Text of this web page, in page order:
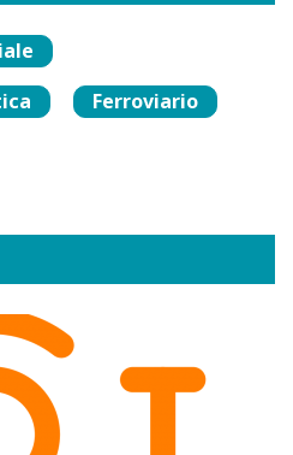
Ferroviario